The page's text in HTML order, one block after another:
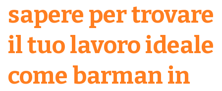
sapere per trovare
il tuo lavoro ideale
come barman in